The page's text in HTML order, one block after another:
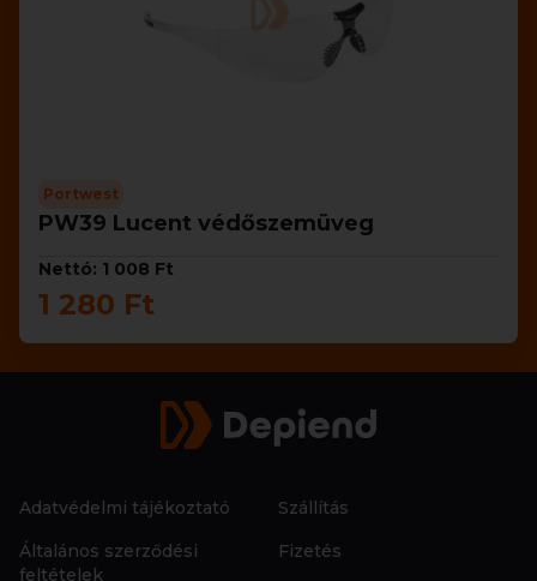
Portwest
PW39 Lucent védőszemüveg
Nettó: 1 008 Ft
1 280 Ft
Adatvédelmi tájékoztató
Általános szerződési
feltételek
Szállítás
Fizetés